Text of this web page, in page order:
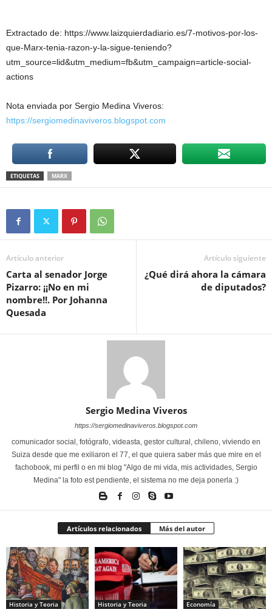
Extractado de: https://www.laizquierdadiario.es/7-motivos-por-los-
que-Marx-tenia-razon-y-la-sigue-teniendo?
utm_source=lid&utm_medium=fb&utm_campaign=article-social-
actions
Nota enviada por Sergio Medina Viveros:
https://sergiomedinaviveros.blogspot.com
ETIQUETAS MARX
Artículo anterior
Carta al senador Jorge
Pizarro: ¡¡No en mi
nombre!!. Por Johanna
Quesada
Artículo siguiente
¿Qué dirá ahora la cámara
de diputados?
Sergio Medina Viveros
https://sergiomedinaviveros.blogspot.com
comunicador social, fotógrafo, videasta, gestor cultural, chileno, viviendo en
Suiza desde que me exiliaron el 77, el que quiera saber más que mire en el
fachobook, mi perfil o en mi blog "Algo de mi vida, mis actividades, Sergio
Medina" la foto est pendiente, el sistema no me deja ponerla :)
Artículos relacionados Más del autor
Historia y Teoria Historia y Teoria Economía